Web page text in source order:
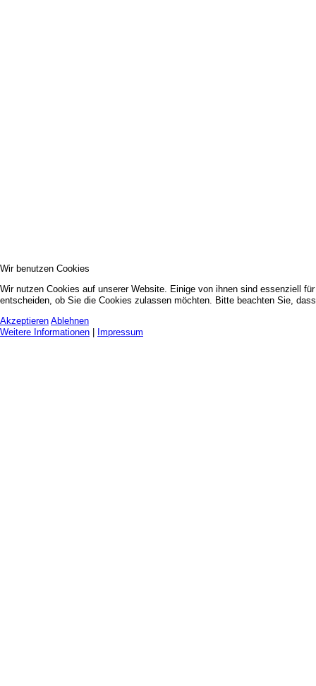
Wir benutzen Cookies
Wir nutzen Cookies auf unserer Website. Einige von ihnen sind essenziell
entscheiden, ob Sie die Cookies zulassen möchten. Bitte beachten Sie,
Akzeptieren Ablehnen
Weitere Informationen
Impressum